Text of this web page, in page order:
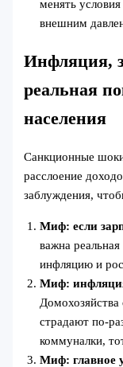
менять
внешним
Инфляция,
реальная
населения
Санкционные
расслоение
заблуждения,
Миф: если
важна реальная
инфляцию и
Миф:
Домохозяйства
страдают
коммуналки,
Миф: главное